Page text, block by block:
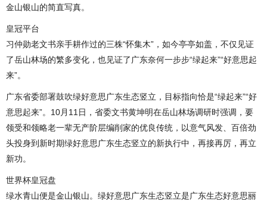
金山银山的简直写真。
皇冠平台
习仲勋老文书亲手耕作过的三株“怀集木”，如今亭亭如盖，不仅见证
了岳山林场的繁多变化，也见证了广东奈何一步步“绿起来”“好意思起
来”。
广东省委部署鼓吹绿好意思广东生态竖立，目标指向恰是“绿起来”“好
意思起来”。10月11日，省委文书黄坤明在岳山林场调研时强调，要
领受和领略老一辈无产阶层编削家的优良传统，以意气风发、百倍劲
头投身到新时期绿好意思广东生态竖立的新执行中，再接再厉，再立
新功。
世界杯皇冠盘
绿水青山便是金山银山。绿好意思广东生态竖立是广东生态好意思丽